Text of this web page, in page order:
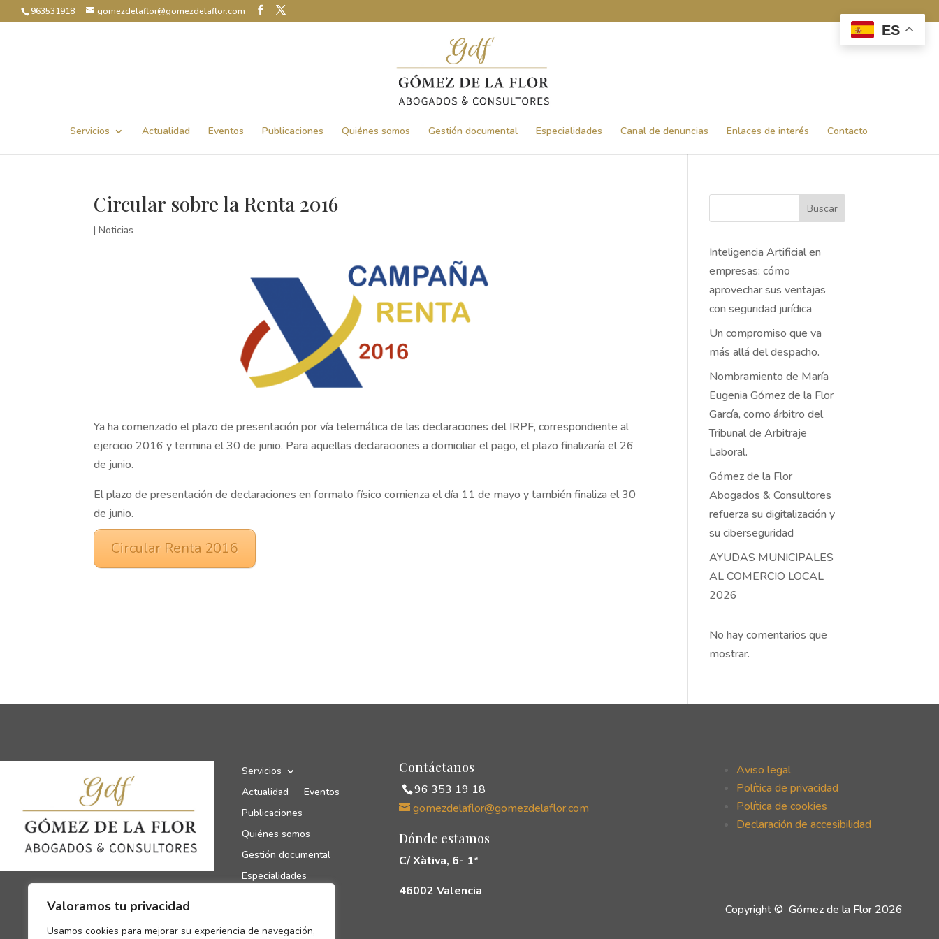
Valoramos tu privacidad
Usamos cookies para mejorar su experiencia de navegación,
963531918 gomezdelaflor@gomezdelaflor.com
Servicios Actualidad Eventos Publicaciones Quiénes somos Gestión documental Especialidades Canal de denuncias Enlaces de interés Contacto
Circular sobre la Renta 2016
|Noticias
Ya ha comenzado el plazo de presentación por vía telemática de las declaraciones del IRPF, correspondiente al
ejercicio 2016 y termina el 30 de junio. Para aquellas declaraciones a domiciliar el pago, el plazo finalizaría el 26
de junio.
El plazo de presentación de declaraciones en formato físico comienza el día 11 de mayo y también finaliza el 30
de junio.
Circular Renta 2016
Buscar
Inteligencia Artificial en
empresas: cómo
aprovechar sus ventajas
con seguridad jurídica
Un compromiso que va
más allá del despacho.
Nombramiento de María
Eugenia Gómez de la Flor
García, como árbitro del
Tribunal de Arbitraje
Laboral.
Gómez de la Flor
Abogados & Consultores
refuerza su digitalización y
su ciberseguridad
AYUDAS MUNICIPALES
AL COMERCIO LOCAL
2026
No hay comentarios que
mostrar.
Servicios
Actualidad
Eventos
Publicaciones
Quiénes somos
Gestión documental
Especialidades
Contáctanos
96 353 19 18
gomezdelaflor@gomezdelaflor.com
Dónde estamos
C/ Xàtiva, 6- 1ª
46002 Valencia
Aviso legal
Política de privacidad
Política de cookies
Declaración de accesibilidad
Copyright © Gómez de la Flor 2026
ES